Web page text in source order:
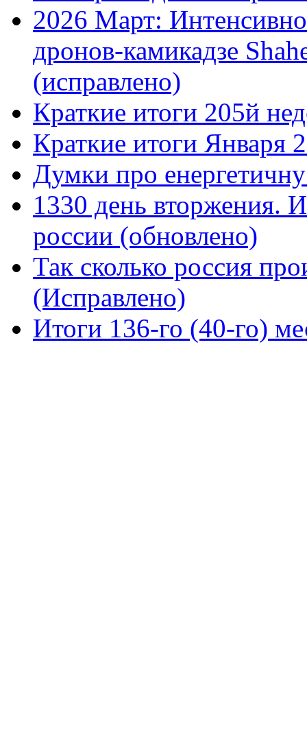
2026 Март:
дронов-камикадзе
(исправлено)
Краткие итоги 205й
Краткие итоги Января
Думки про
1330 день вторжения.
россии (обновлено)
Так сколько россия
(Исправлено)
Итоги 136-го (40-го)